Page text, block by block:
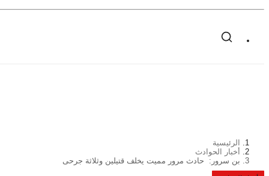
Contact
أخبار الساعة
فضاء العنابيين
أخبار الرياضة
الرئيسية
أخبار الحوادث
بن سرور: حادث مرور مميت يخلف قتيلين وثلاثة جرحى